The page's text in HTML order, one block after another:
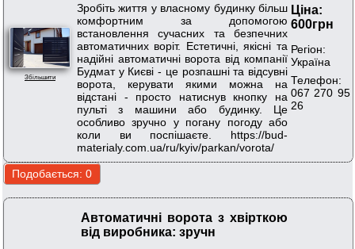
Збільшити
Зробіть життя у власному будинку більш
комфортним за допомогою
встановлення сучасних та безпечних
автоматичних воріт. Естетичні, якісні та
надійні автоматичні ворота від компанії
Будмат у Києві - це розпашні та відсувні
ворота, керувати якими можна на
відстані - просто натиснув кнопку на
пульті з машини або будинку. Це
особливо зручно у погану погоду або
коли ви поспішаєте. https://bud-
materialy.com.ua/ru/kyiv/parkan/vorota/
Ціна:
600грн
Регіон:
Україна
Телефон:
067 270 95
26
Автоматичні ворота з хвірткою
від виробника: зручн